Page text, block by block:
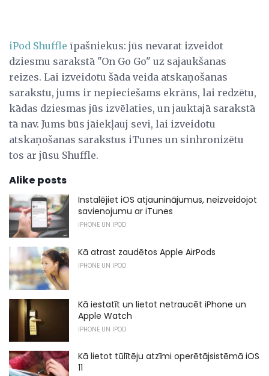
iPod Shuffle īpašniekus: jūs nevarat izveidot
dziesmu sarakstā "On Go Go" uz sajaukšanas
reizes. Lai izveidotu šāda veida atskaņošanas
sarakstu, jums ir nepieciešams ekrāns, lai redzētu,
kādas dziesmas jūs izvēlaties, un jauktajā sarakstā
tā nav. Jums būs jāiekļauj sevi, lai izveidotu
atskaņošanas sarakstus iTunes un sinhronizētu
tos ar jūsu Shuffle.
Alike posts
Instalējiet iOS atjauninājumus, neizveidojot
savienojumu ar iTunes
IPHONE UN IPOD
Kā atrast zaudētos Apple AirPods
IPHONE UN IPOD
Kā iestatīt un lietot netraucēt iPhone un
Apple Watch
IPHONE UN IPOD
Kā lietot tūlītēju atzīmi operētājsistēmā iOS
11